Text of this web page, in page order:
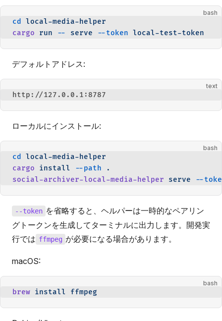
bash
cd
local-media-helper
cargo run -- serve --token local-test-token
デフォルトアドレス:
text
http://127.0.0.1:8787
ローカルにインストール:
bash
cd
local-media-helper
cargo install --path .
social-archiver-local-media-helper serve --
--token を省略すると、ヘルパーは一時的なペアリン
グトークンを生成してターミナルに出力します。開発実
行では ffmpeg が必要になる場合があります。
macOS:
bash
brew install ffmpeg